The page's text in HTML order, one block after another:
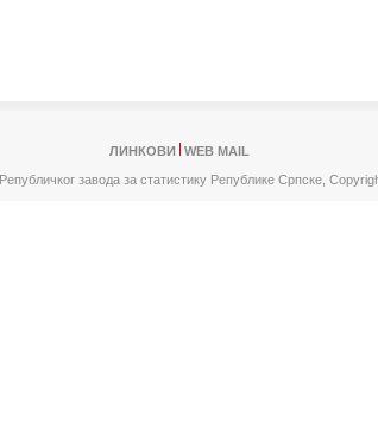
ЛИНКОВИ
WEB MAIL
завода за статистику Републике Српске,